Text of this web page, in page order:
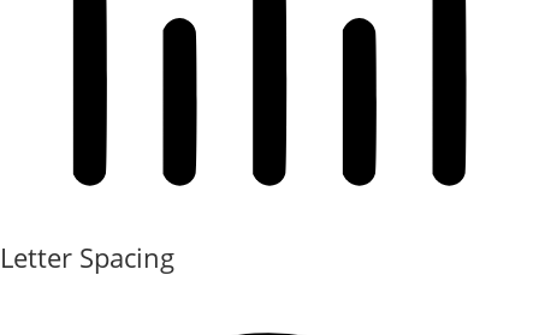
Letter Spacing